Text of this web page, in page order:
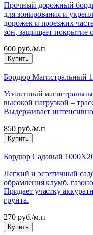
Прочный дорожный
для зонирования и
дорожек и проезжих
зон, защищает покрытие
600 pуб./м.п.
Купить
Бордюр Магистральный
Усиленный
высокой нагрузкой –
Выдерживает
850 pуб./м.п.
Купить
Бордюр Садовый
Легкий и эстетичный
обрамления клумб,
Придает участку
грунта.
270 pуб./м.п.
Купить